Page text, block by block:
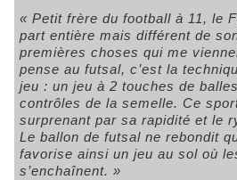
« Petit frère du football à 11, le
part entière mais différent de
premières choses qui me
pense au futsal, c’est la
jeu : un jeu à 2 touches de balles
contrôles de la semelle. Ce
surprenant par sa rapidité et le
Le ballon de futsal ne rebondit
favorise ainsi un jeu au sol où
s’enchaînent. »